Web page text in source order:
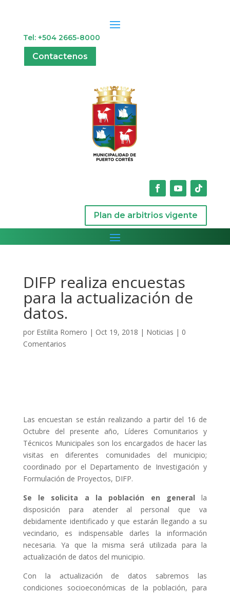
Tel: +504 2665-8000
Contactenos
Plan de arbitrios vigente
DIFP realiza encuestas
para la actualización de
datos.
por Estilita Romero | Oct 19, 2018 | Noticias | 0
Comentarios
Las encuestan se están realizando a partir del 16 de
Octubre del presente año, Líderes Comunitarios y
Técnicos Municipales son los encargados de hacer las
visitas en diferentes comunidades del municipio;
coordinado por el Departamento de Investigación y
Formulación de Proyectos, DIFP.
Se le solicita a la población en general la
disposición para atender al personal que va
debidamente identificado y que estarán llegando a su
vecindario, es indispensable darles la información
necesaria. Ya que la misma será utilizada para la
actualización de datos del municipio.
Con la actualización de datos sabremos las
condiciones socioeconómicas de la población, para